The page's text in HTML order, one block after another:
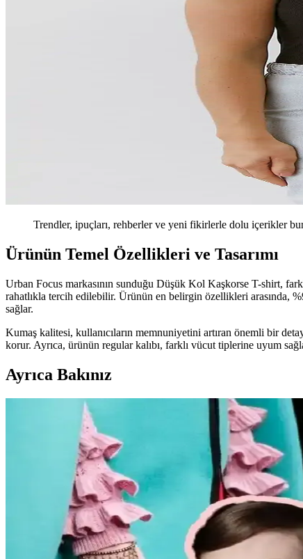
Trendler, ipuçları, rehberler ve yeni fikirlerle dolu içerikler
Ürünün Temel Özellikleri ve Tasarımı
Urban Focus markasının sunduğu Düşük Kol Kaşkorse T-shirt,
rahatlıkla tercih edilebilir. Ürünün en belirgin özellikleri arasında,
sağlar.
Kumaş kalitesi, kullanıcıların memnuniyetini artıran önemli bir
korur. Ayrıca, ürünün regular kalıbı, farklı vücut tiplerine uyum
Ayrıca Bakınız
Carolyn Bessette Kennedy Stili ve 90'lar
Carolyn Bessette Kennedy'nin 90'lar minimalizmini yansıtan stili,
Günlük Moda Soruları ve Stil Önerileri: Vücut
Moda ve stil, kişisel tercihlere göre şekillenir. Vücut tipine uygun
Kadın Modasında Beden Tipi, Sürdürülebilirlik ve